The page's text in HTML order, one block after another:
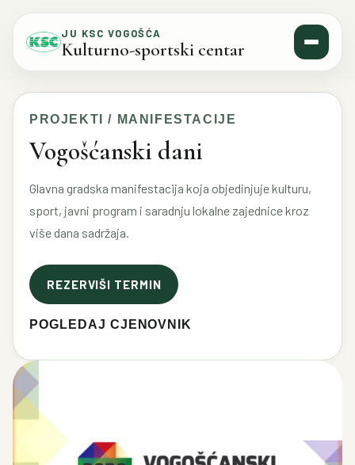
JU KSC VOGOŠĆA
Kulturno-sportski centar
PROJEKTI / MANIFESTACIJE
Vogošćanski dani
Glavna gradska manifestacija koja objedinjuje kulturu,
sport, javni program i saradnju lokalne zajednice kroz
više dana sadržaja.
REZERVIŠI TERMIN
POGLEDAJ CJENOVNIK